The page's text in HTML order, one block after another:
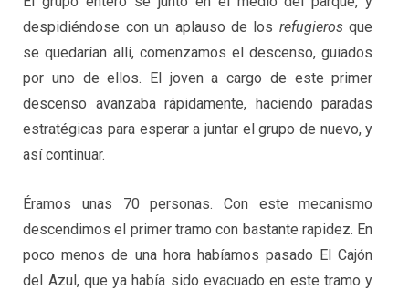
despidiéndose con un aplauso de los refugierosque
se quedarían allí, comenzamos el descenso, guiados
por uno de ellos. El joven a cargo de este primer
descenso avanzaba rápidamente, haciendo paradas
estratégicas para esperar a juntar el grupo de nuevo, y
así continuar.
Éramos unas 70 personas. Con este mecanismo
descendimos el primer tramo con bastante rapidez. En
poco menos de una hora habíamos pasado El Cajón
del Azul, que ya había sido evacuado en este tramo y